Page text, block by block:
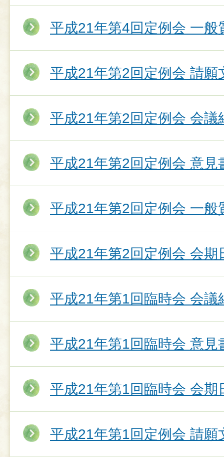
平成21年第4回定例会 一般
平成21年第2回定例会 請願
平成21年第2回定例会 会議
平成21年第2回定例会 意見
平成21年第2回定例会 一般
平成21年第2回定例会 会期
平成21年第1回臨時会 会議
平成21年第1回臨時会 意見
平成21年第1回臨時会 会期
平成21年第1回定例会 請願